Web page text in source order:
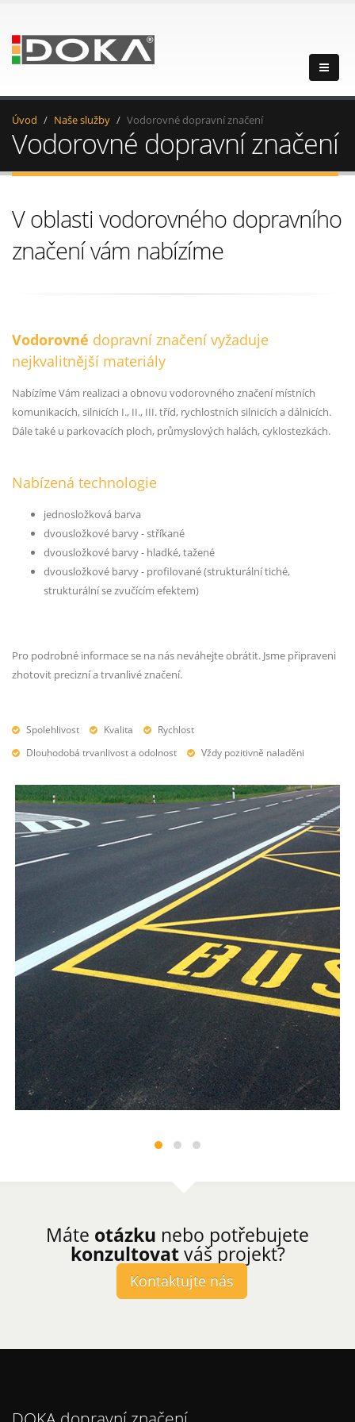
Úvod Naše služby Vodorovné dopravní značení
Vodorovné dopravní značení
V oblasti vodorovného dopravního
značení vám nabízíme
Vodorovné dopravní značení vyžaduje
nejkvalitnější materiály
Nabízíme Vám realizaci a obnovu vodorovného značení místních
komunikacích, silnicích I., II., III. tříd, rychlostních silnicích a dálnicích.
Dále také u parkovacích ploch, průmyslových halách, cyklostezkách.
Nabízená technologie
jednosložková barva
dvousložkové barvy - stříkané
dvousložkové barvy - hladké, tažené
dvousložkové barvy - profilované (strukturální tiché,
strukturální se zvučícím efektem)
Pro podrobné informace se na nás neváhejte obrátit. Jsme připraveni
zhotovit precizní a trvanlivé značení.
Spolehlivost Kvalita
Rychlost
Dlouhodobá trvanlivost a odolnost
Vždy pozitivně naladěni
Máte otázku nebo potřebujete
konzultovatváš projekt?
Kontaktujte nás